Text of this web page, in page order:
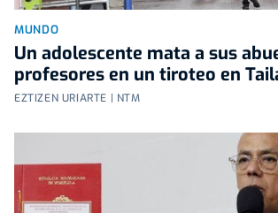
MUNDO
Un adolescente mata a sus
profesores en un tiroteo en
EZTIZEN URIARTE | NTM